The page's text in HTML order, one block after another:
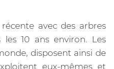
récente avec des arbres
10 ans environ. Les
disposent ainsi de
eux-mêmes et